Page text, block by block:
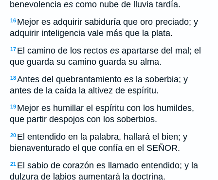
benevolencia es como nube de lluvia tardía.
16 Mejor es adquirir sabiduría que oro preciado; y
adquirir inteligencia vale más que la plata.
17 El camino de los rectos es apartarse del mal; el
que guarda su camino guarda su alma.
18Antes del quebrantamiento es la soberbia; y
antes de la caída la altivez de espíritu.
19 Mejor es humillar el espíritu con los humildes,
que partir despojos con los soberbios.
20 El entendido en la palabra, hallará el bien; y
bienaventurado el que confía en el SEÑOR.
21 El sabio de corazón es llamado entendido; y la
dulzura de labios aumentará la doctrina.